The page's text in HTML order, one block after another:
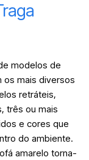
modelos de
os mais diversos
retráteis,
três ou mais
e cores que
do ambiente.
amarelo torna-